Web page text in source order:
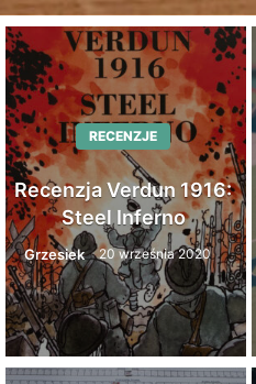
RECENZJE
Recenzja Verdun 1916:
Steel Inferno
Grzesiek 20 września 2020